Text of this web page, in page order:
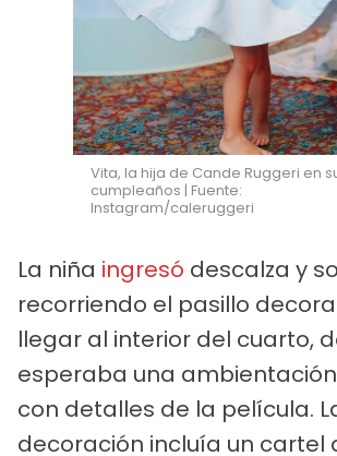
Vita, la hija de Cande Ruggeri en
cumpleaños | Fuente:
Instagram/caleruggeri
La niña ingresó descalza y
recorriendo el pasillo
llegar al interior del cuarto,
esperaba una
con detalles de la película.
decoración incluía un cartel